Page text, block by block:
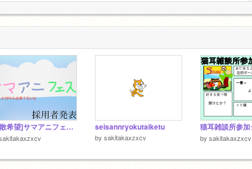
1 0％
[拡散希望]サマアニフェス 採用者発表 remix seisannryokutaiketu
by sakitakaxzxcv by sakitakaxzxcv